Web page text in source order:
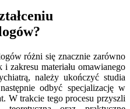
różni się znacznie zarówno
zakresu materiału omawianego
należy ukończyć studia
odbyć specjalizację w
W trakcie tego procesu przyszli